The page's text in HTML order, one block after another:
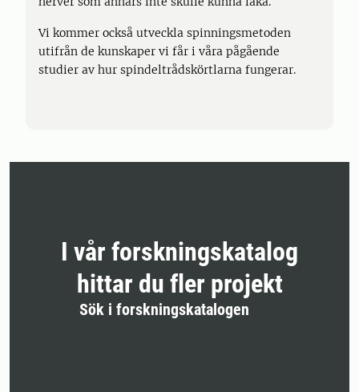
Vi kommer också utveckla spinningsmetoden
utifrån de kunskaper vi får i våra pågående
studier av hur spindeltrådskörtlarna fungerar.
I vår forskningskatalog
hittar du fler projekt
Sök i forskningskatalogen